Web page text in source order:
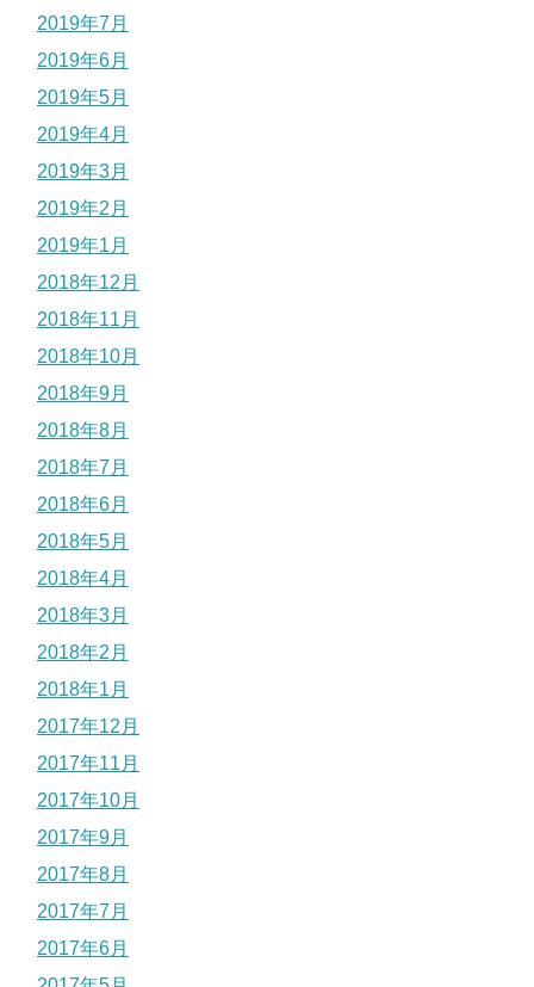
2019年7月
2019年6月
2019年5月
2019年4月
2019年3月
2019年2月
2019年1月
2018年12月
2018年11月
2018年10月
2018年9月
2018年8月
2018年7月
2018年6月
2018年5月
2018年4月
2018年3月
2018年2月
2018年1月
2017年12月
2017年11月
2017年10月
2017年9月
2017年8月
2017年7月
2017年6月